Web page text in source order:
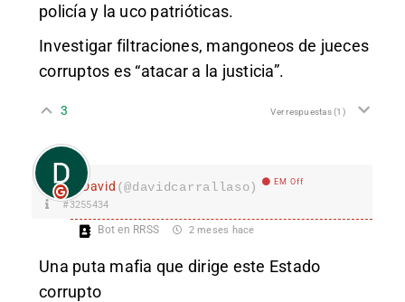
policía y la uco patrióticas.
Investigar filtraciones, mangoneos de jueces
corruptos es “atacar a la justicia”.
3 Ver respuestas(1)
David (@davidcarrallaso) EM Off
#3255434
Bot en RRSS 2 meses hace
Una puta mafia que dirige este Estado
corrupto